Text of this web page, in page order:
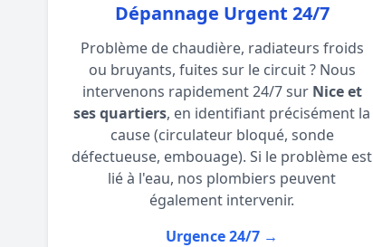
Dépannage Urgent 24/7
Problème de chaudière, radiateurs froids
ou bruyants, fuites sur le circuit ? Nous
intervenons rapidement 24/7 sur Nice et
ses quartiers, en identifiant précisément la
cause (circulateur bloqué, sonde
défectueuse, embouage). Si le problème est
lié à l'eau, nos plombiers peuvent
également intervenir.
Urgence 24/7 →